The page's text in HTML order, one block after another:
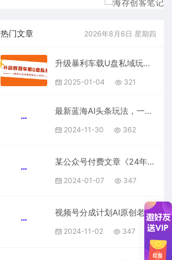
热门文章 2026年8月6日 星期四
升级暴利车载U盘私域玩法，0基础小白也能轻松日入600+
2025-01-04 321
最新蓝海AI头条玩法，一天10分钟，收益可观，小白轻松月入3万+
2024-11-30 362
2024-01-07 347
视频号分成计划AI原创老歌赛道
2024-11-02 347